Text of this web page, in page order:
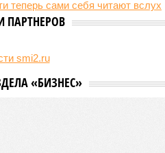
Дагестан обнародовало
последствий мощных
на 13 июля, дорожным
транспортное сообщение
автомобильных дорог,
прошедшие 8 июля,